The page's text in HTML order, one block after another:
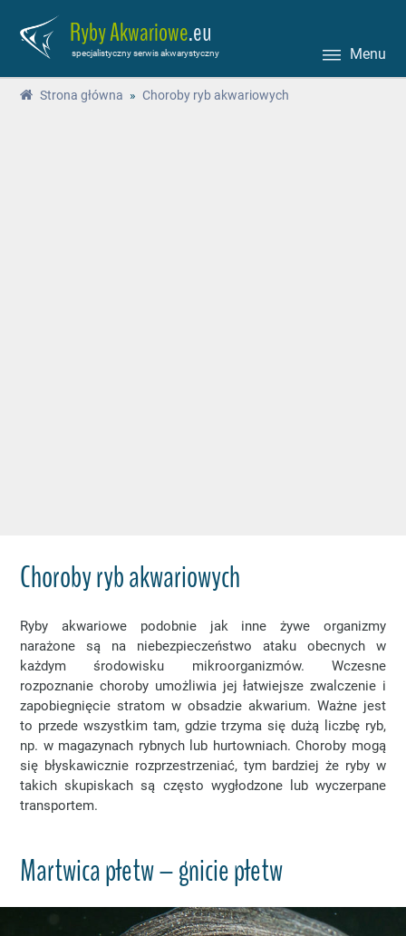
Ryby Akwariowe.eu
specjalistyczny serwis akwarystyczny Menu
Strona główna » Choroby ryb akwariowych
Choroby ryb akwariowych
Ryby akwariowe podobnie jak inne żywe organizmy
narażone są na niebezpieczeństwo ataku obecnych w
każdym środowisku mikroorganizmów. Wczesne
rozpoznanie choroby umożliwia jej łatwiejsze zwalczenie i
zapobiegnięcie stratom w obsadzie akwarium. Ważne jest
to przede wszystkim tam, gdzie trzyma się dużą liczbę ryb,
np. w magazynach rybnych lub hurtowniach. Choroby mogą
się błyskawicznie rozprzestrzeniać, tym bardziej że ryby w
takich skupiskach są często wygłodzone lub wyczerpane
transportem.
Martwica płetw – gnicie płetw